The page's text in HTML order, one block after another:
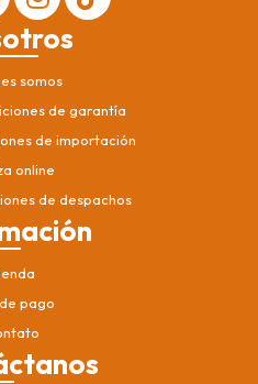
somos
de garantía
de importación
online
de despachos
pago